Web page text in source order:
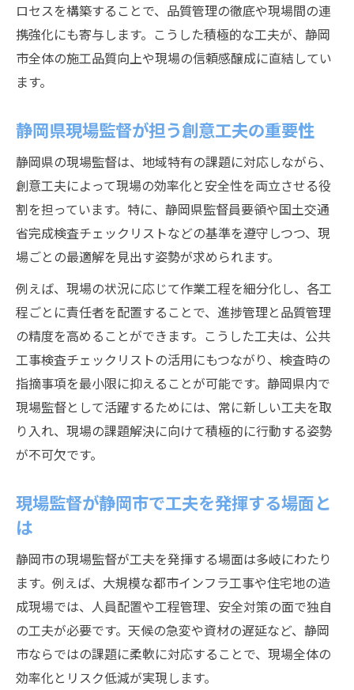
ロセスを構築することで、品質管理の徹底や現場間の連
携強化にも寄与します。こうした積極的な工夫が、静岡
市全体の施工品質向上や現場の信頼感醸成に直結してい
ます。
静岡県現場監督が担う創意工夫の重要性
静岡県の現場監督は、地域特有の課題に対応しながら、
創意工夫によって現場の効率化と安全性を両立させる役
割を担っています。特に、静岡県監督員要領や国土交通
省完成検査チェックリストなどの基準を遵守しつつ、現
場ごとの最適解を見出す姿勢が求められます。
例えば、現場の状況に応じて作業工程を細分化し、各工
程ごとに責任者を配置することで、進捗管理と品質管理
の精度を高めることができます。こうした工夫は、公共
工事検査チェックリストの活用にもつながり、検査時の
指摘事項を最小限に抑えることが可能です。静岡県内で
現場監督として活躍するためには、常に新しい工夫を取
り入れ、現場の課題解決に向けて積極的に行動する姿勢
が不可欠です。
現場監督が静岡市で工夫を発揮する場面と
は
静岡市の現場監督が工夫を発揮する場面は多岐にわたり
ます。例えば、大規模な都市インフラ工事や住宅地の造
成現場では、人員配置や工程管理、安全対策の面で独自
の工夫が必要です。天候の急変や資材の遅延など、静岡
市ならではの課題に柔軟に対応することで、現場全体の
効率化とリスク低減が実現します。